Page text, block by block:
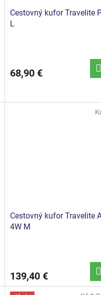
Cestovný kufor Travelite
L
68,90 €
Cestovný kufor Travelite
4W M
139,40 €